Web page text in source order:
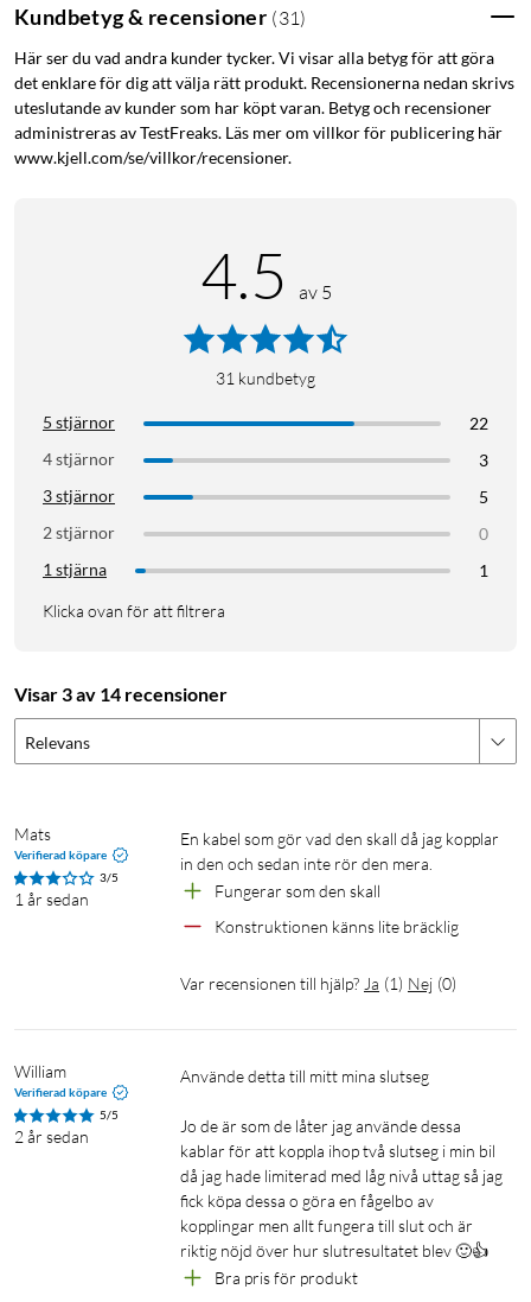
Kundbetyg & recensioner (31 )
Här ser du vad andra kunder tycker. Vi visar alla betyg för att göra
det enklare för dig att välja rätt produkt. Recensionerna nedan skrivs
uteslutande av kunder som har köpt varan. Betyg och recensioner
administreras av TestFreaks. Läs mer om villkor för publicering här
www.kjell.com/se/villkor/recensioner.
4.5 av 5
31 kundbetyg
5 stjärnor
22
4 stjärnor
3
3 stjärnor
5
2 stjärnor
0
1 stjärna
1
Klicka ovan för att filtrera
Visar 3 av 14 recensioner
Relevans
Mats
Verifierad köpare
3/5
1 år sedan
En kabel som gör vad den skall då jag kopplar
in den och sedan inte rör den mera.
Fungerar som den skall
Konstruktionen känns lite bräcklig
Var recensionen till hjälp? Ja (1) Nej (0)
William
Verifierad köpare
5/5
2 år sedan
Använde detta till mitt mina slutseg
Jo de är som de låter jag använde dessa
kablar för att koppla ihop två slutseg i min bil
då jag hade limiterad med låg nivå uttag så jag
fick köpa dessa o göra en fågelbo av
kopplingar men allt fungera till slut och är
riktig nöjd över hur slutresultatet blev 🙂👍
Bra pris för produkt